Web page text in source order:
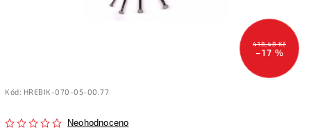
418,48 Kč
–17 %
Kód: HREBIK-070-05-00.77
Neohodnoceno